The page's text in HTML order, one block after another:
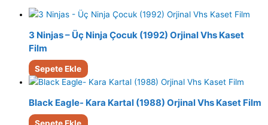
3 Ninjas – Üç Ninja Çocuk (1992) Orjinal Vhs Kaset
Film
Sepete Ekle
Black Eagle- Kara Kartal (1988) Orjinal Vhs Kaset Film